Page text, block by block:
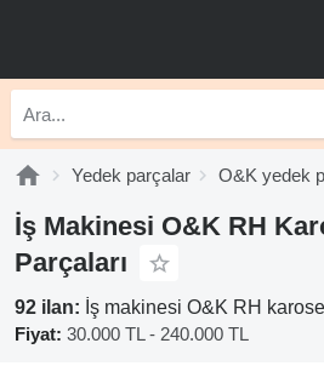
Yedek parçalar O&K yedek
İş Makinesi O&K RH
Parçaları
92 ilan: İş makinesi O&K RH
Fiyat: 30.000 TL - 240.000 TL